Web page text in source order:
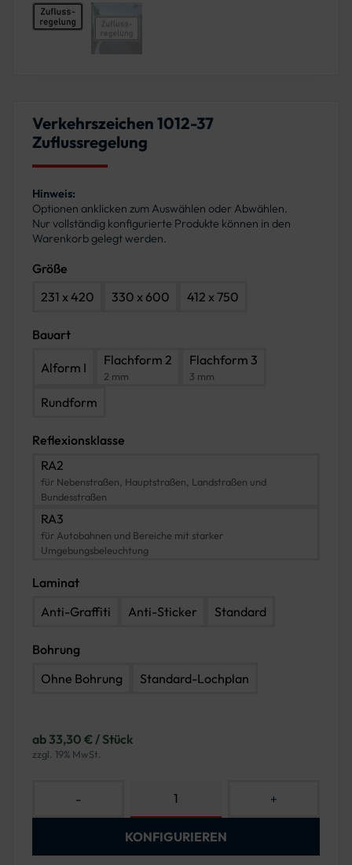
Verkehrszeichen 1012-37
Zuflussregelung
Hinweis:
Optionen anklicken zum Auswählen oder Abwählen.
Nur vollständig konfigurierte Produkte können in den
Warenkorb gelegt werden.
Größe
231 x 420
330 x 600 412 x 750
Bauart
Alform I Flachform 2
2 mm
Flachform 3
3 mm
Rundform
Reflexionsklasse
RA2
für Nebenstraßen, Hauptstraßen, Landstraßen und
Bundesstraßen
RA3
für Autobahnen und Bereiche mit starker
Umgebungsbeleuchtung
Laminat
Anti-Graffiti
Anti-Sticker Standard
Bohrung
Ohne Bohrung
Standard-Lochplan
ab 33,30 € / Stück
zzgl. 19% MwSt.
- +
KONFIGURIEREN